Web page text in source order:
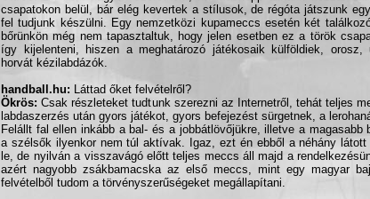
csapatokon belül, bár elég kevertek a stílusok, de régóta játszunk
fel tudjunk készülni. Egy nemzetközi kupameccs esetén két
bőrünkön még nem tapasztaltuk, hogy jelen esetben ez a török
így kijelenteni, hiszen a meghatározó játékosaik külföldiek, orosz,
horvát kézilabdázók.
handball.hu: Láttad őket felvételről?
Ökrös: Csak részleteket tudtunk szerezni az Internetről, tehát teljes
labdaszerzés után gyors játékot, gyors befejezést sürgetnek, a
Felállt fal ellen inkább a bal- és a jobbátlövőjükre, illetve a magasabb
a szélsők ilyenkor nem túl aktívak. Igaz, ezt én ebből a néhány látott
le, de nyilván a visszavágó előtt teljes meccs áll majd a
azért nagyobb zsákbamacska az első meccs, mint egy magyar
felvételből tudom a törvényszerűségeket megállapítani.